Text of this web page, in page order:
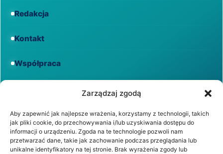
Zarządzaj zgodą
Aby zapewnić jak najlepsze wrażenia, korzystamy z technologii, takich
jak pliki cookie, do przechowywania i/lub uzyskiwania dostępu do
informacji o urządzeniu. Zgoda na te technologie pozwoli nam
przetwarzać dane, takie jak zachowanie podczas przeglądania lub
unikalne identyfikatory na tej stronie. Brak wyrażenia zgody lub
Redakcja
Kontakt
Współpraca
Regulamin